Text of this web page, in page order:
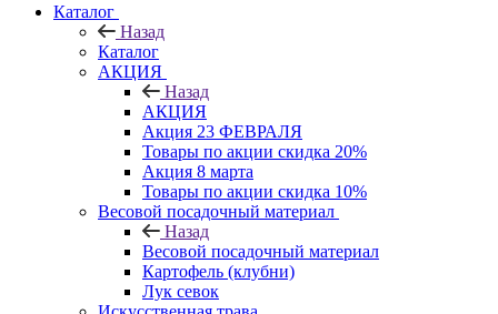
Каталог
Назад
Каталог
АКЦИЯ
Назад
АКЦИЯ
Акция 23 ФЕВРАЛЯ
Товары по акции скидка 20%
Акция 8 марта
Товары по акции скидка 10%
Весовой посадочный материал
Назад
Весовой посадочный материал
Картофель (клубни)
Лук севок